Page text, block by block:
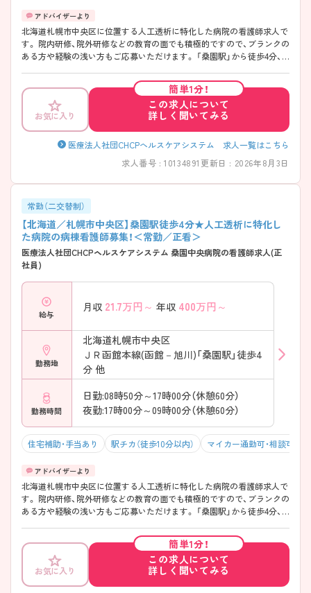
北海道札幌市中央区に位置する人工透析に特化した病院の看護師求人で
す。 院内研修、院外研修などの教育の面でも積極的ですので、ブランクの
ある方や経験の浅い方もご応募いただけます。 「桑園駅」から徒歩4分、
ていただけます。 ご興味ある方には、面接対策ポイントなど、さらに詳細
をお話しいたしますのでお気軽にご相談ください。
お気に入り
簡単1分！
この求人について
詳しく聞いてみる
医療法人社団CHCPヘルスケアシステム 求人一覧はこちら
求人番号 : 10134891 更新日 : 2026年8月3日
常勤（二交替制）
【北海道／札幌市中央区】桑園駅徒歩4分★人工透析に特化し
た病院の病棟看護師募集！＜常勤／正看＞
医療法人社団CHCPヘルスケアシステム 桑園中央病院の看護師求人(正
社員)
給与
月収 21.7万円～ 年収 400万円～
勤務地
北海道札幌市中央区
ＪＲ函館本線(函館－旭川)「桑園駅」徒歩4
分 他
勤務時間
日勤:08時50分～17時00分（休憩60分）
夜勤:17時00分～09時00分（休憩60分）
住宅補助・手当あり 駅チカ（徒歩10分以内） マイカー通勤可・相談可
北海道札幌市中央区に位置する人工透析に特化した病院の看護師求人で
す。 院内研修、院外研修などの教育の面でも積極的ですので、ブランクの
ある方や経験の浅い方もご応募いただけます。 「桑園駅」から徒歩4分、
ていただけます。 ご興味ある方には、面接対策ポイントなど、さらに詳細
をお話しいたしますのでお気軽にご相談ください。
お気に入り
簡単1分！
この求人について
詳しく聞いてみる